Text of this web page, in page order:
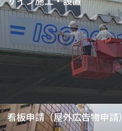
看板申請（屋外広告物申請）